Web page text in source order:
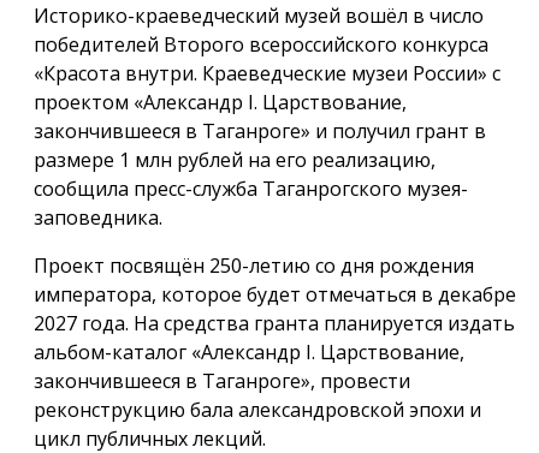
Историко-краеведческий музей вошёл в число
победителей Второго всероссийского конкурса
«Красота внутри. Краеведческие музеи России» с
проектом «Александр I. Царствование,
закончившееся в Таганроге» и получил грант в
размере 1 млн рублей на его реализацию,
сообщила пресс-служба Таганрогского музея-
заповедника.
Проект посвящён 250-летию со дня рождения
императора, которое будет отмечаться в декабре
2027 года. На средства гранта планируется издать
альбом-каталог «Александр I. Царствование,
закончившееся в Таганроге», провести
реконструкцию бала александровской эпохи и
цикл публичных лекций.